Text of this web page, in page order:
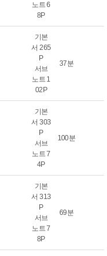
노트 6
8P
기본
서 265
P
서브
노트 1
02P
37분
기본
서 303
P
서브
노트 7
4P
100분
기본
서 313
P
서브
노트 7
8P
69분